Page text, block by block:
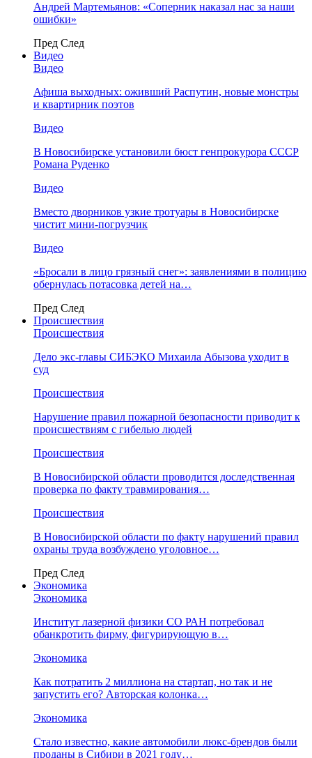
Андрей Мартемьянов: «Соперник наказал нас за наши
ошибки»
Пред След
Видео
Видео
Афиша выходных: оживший Распутин, новые монстры
и квартирник поэтов
Видео
В Новосибирске установили бюст генпрокурора СССР
Романа Руденко
Видео
Вместо дворников узкие тротуары в Новосибирске
чистит мини-погрузчик
Видео
«Бросали в лицо грязный снег»: заявлениями в полицию
обернулась потасовка детей на…
Пред След
Происшествия
Происшествия
Дело экс-главы СИБЭКО Михаила Абызова уходит в
суд
Происшествия
Нарушение правил пожарной безопасности приводит к
происшествиям с гибелью людей
Происшествия
В Новосибирской области проводится доследственная
проверка по факту травмирования…
Происшествия
В Новосибирской области по факту нарушений правил
охраны труда возбуждено уголовное…
Пред След
Экономика
Экономика
Институт лазерной физики СО РАН потребовал
обанкротить фирму, фигурирующую в…
Экономика
Как потратить 2 миллиона на стартап, но так и не
запустить его? Авторская колонка…
Экономика
Стало известно, какие автомобили люкс-брендов были
проданы в Сибири в 2021 году…